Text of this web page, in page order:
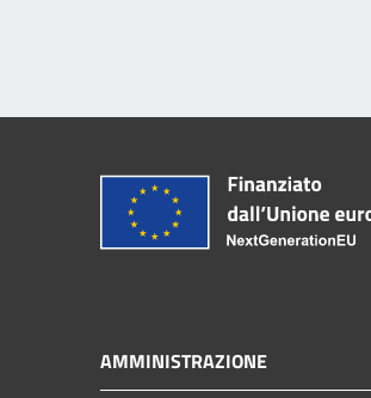
AMMINISTRAZIONE